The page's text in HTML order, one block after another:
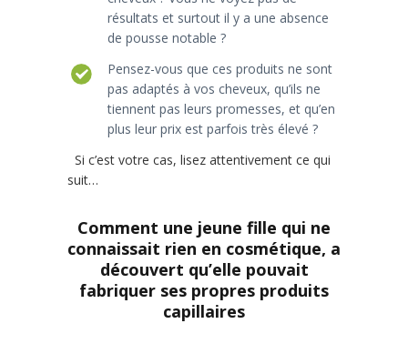
résultats et surtout il y a une absence
de pousse notable ?
Pensez-vous que ces produits ne sont
pas adaptés à vos cheveux, qu’ils ne
tiennent pas leurs promesses, et qu’en
plus leur prix est parfois très élevé ?
Si c’est votre cas, lisez attentivement ce qui
suit…
Comment une jeune fille qui ne
connaissait rien en cosmétique, a
découvert qu’elle pouvait
fabriquer ses propres produits
capillaires